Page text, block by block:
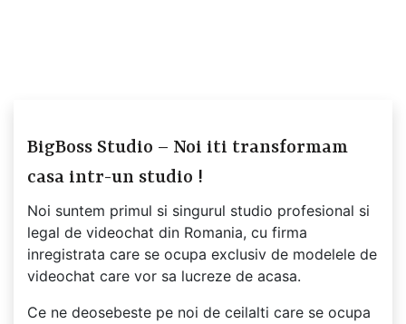
BigBoss Studio – Noi iti transformam
casa intr-un studio !
Noi suntem primul si singurul studio profesional si
legal de videochat din Romania, cu firma
inregistrata care se ocupa exclusiv de modelele de
videochat care vor sa lucreze de acasa.
Ce ne deosebeste pe noi de ceilalti care se ocupa